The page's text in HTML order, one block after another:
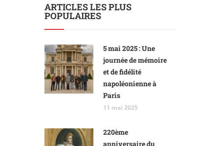
ARTICLES LES PLUS
POPULAIRES
5 mai 2025 : Une
journée de mémoire
et de fidélité
napoléonienne à
Paris
11 mai 2025
220ème
anniversaire du